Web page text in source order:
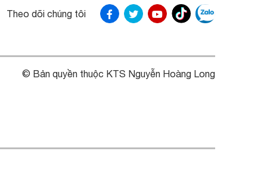
Theo dõi chúng tôi
© Bản quyền thuộc KTS Nguyễn Hoàng Long